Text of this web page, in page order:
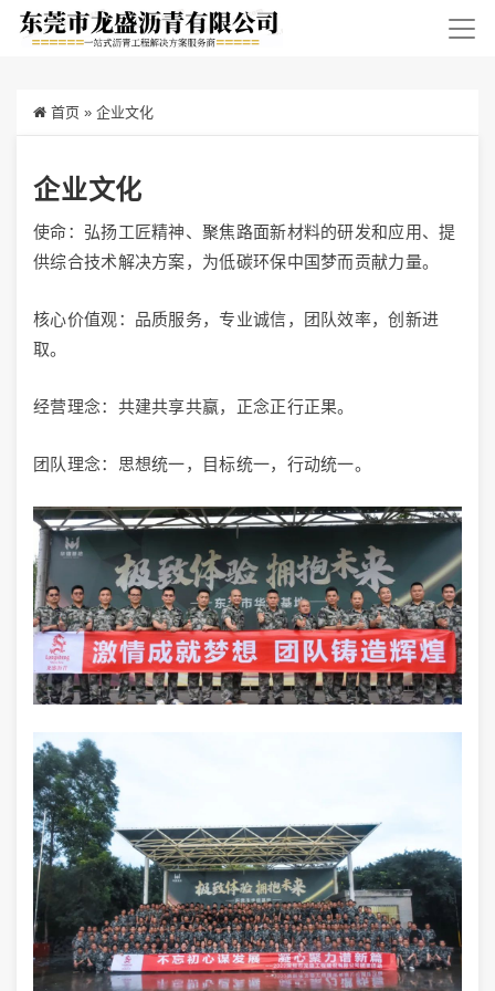
首页 » 企业文化
企业文化
使命：弘扬工匠精神、聚焦路面新材料的研发和应用、提
供综合技术解决方案，为低碳环保中国梦而贡献力量。
核心价值观：品质服务，专业诚信，团队效率，创新进
取。
经营理念：共建共享共赢，正念正行正果。
团队理念：思想统一，目标统一，行动统一。